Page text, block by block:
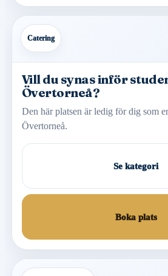
Catering
Vill du synas inför
Övertorneå?
Den här platsen är ledig för dig som
Övertorneå.
Se kategori
Boka plats